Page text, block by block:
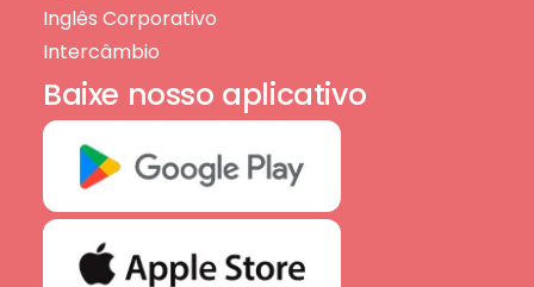
Inglês Corporativo
Intercâmbio
Baixe nosso aplicativo